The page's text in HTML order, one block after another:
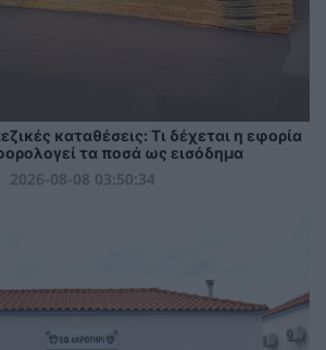
καταθέσεις: Τι δέχεται η εφορία
τα ποσά ως εισόδημα
2026-08-08 03:50:34